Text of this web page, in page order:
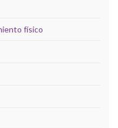
físico